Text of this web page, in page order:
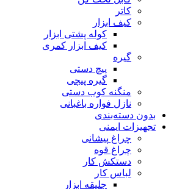
کاتر
کیف ابزار
کوله پشتی ابزار
کیف ابزار کمری
گیره
پیچ دستی
گیره پیچی
منگنه کوب دستی
نازل فواره باغبانی
بدون دسته‌بندی
تجهیزات ایمنی
چراغ پیشانی
چراغ قوه
دستکش کار
لباس کار
جلیقه ابزار